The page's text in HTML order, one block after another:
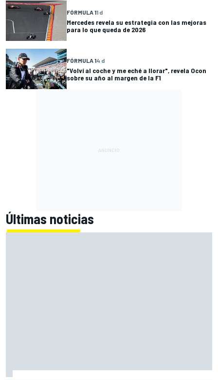
FÓRMULA 11 d
Mercedes revela su estrategia con las mejoras
para lo que queda de 2026
FÓRMULA 14 d
"Volví al coche y me eché a llorar", revela Ocon
sobre su año al margen de la F1
Últimas noticias